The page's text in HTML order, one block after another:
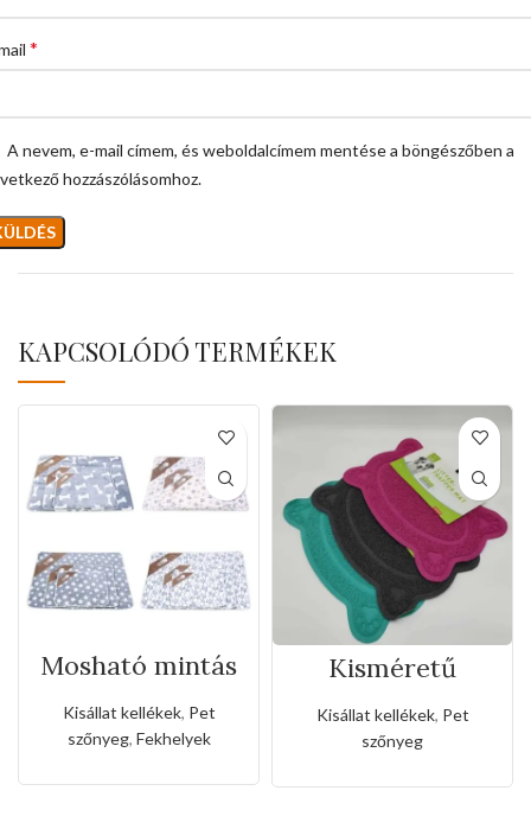
*
A nevem, e-mail címem, és weboldalcímem mentése a böngészőben a
hozzászólásomhoz.
KAPCSOLÓDÓ TERMÉKEK
Mosható mintás
matrac(3részes)
Kisállat kellékek, Pet
szőnyeg, Fekhelyek
Kisméretű
mancsnyomos
pet szőnyeg
Kisállat kellékek, Pet
szőnyeg